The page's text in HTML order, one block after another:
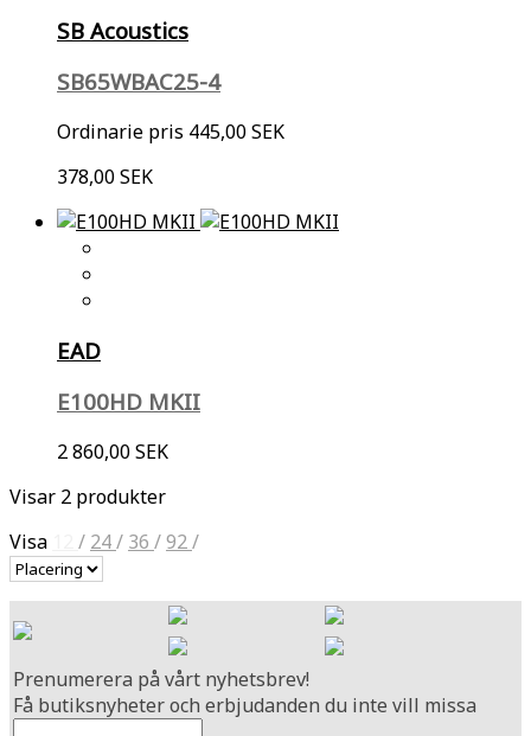
SB Acoustics
SB65WBAC25-4
Ordinarie pris 445,00 SEK
378,00 SEK
EAD
E100HD MKII
2 860,00 SEK
Visar 2 produkter
Visa
/ 24/ 36 /92/
Prenumerera på vårt nyhetsbrev!
Få butiksnyheter och erbjudanden du inte vill missa